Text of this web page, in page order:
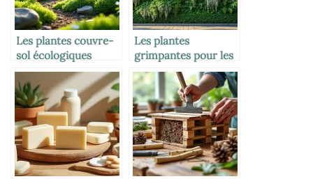
Les plantes couvre-
sol écologiques
Les plantes
grimpantes pour les
murs écologiques